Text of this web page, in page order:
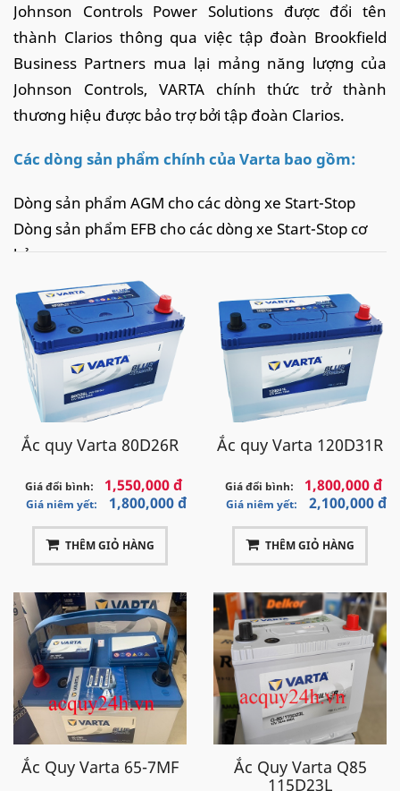
Johnson Controls Power Solutions được đổi tên
thành Clarios thông qua việc tập đoàn Brookfield
Business Partners mua lại mảng năng lượng của
Johnson Controls, VARTA chính thức trở thành
thương hiệu được bảo trợ bởi tập đoàn Clarios.
Các dòng sản phẩm chính của Varta bao gồm:
Dòng sản phẩm AGM cho các dòng xe Start-Stop
Dòng sản phẩm EFB cho các dòng xe Start-Stop cơ
bản
Dòng sản phẩm SLI cho các dòng xe khởi động cơ
bản
Cấu tạo ắc quy Varta, công nghệ PowerFrame
Ắc quy Varta 80D26R
Giá đổi bình: 1,550,000 đ
Giá niêm yết: 1,800,000 đ
THÊM GIỎ HÀNG
Ắc quy Varta 120D31R
Giá đổi bình: 1,800,000 đ
Giá niêm yết: 2,100,000 đ
THÊM GIỎ HÀNG
Ắc Quy Varta 65-7MF
Ắc Quy Varta Q85
115D23L